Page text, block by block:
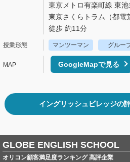
東京メトロ有楽町線 東
東京さくらトラム（都電
徒歩 約11分
マンツーマン グルー
GoogleMapで見る
イングリッシュビレッジの
GLOBE ENGLISH SCHOOL
オリコン顧客満足度ランキング 高評企業